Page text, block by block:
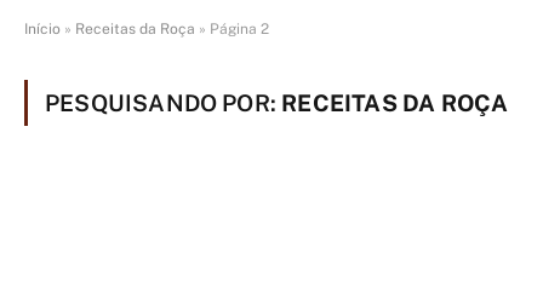
Início » Receitas da Roça » Página 2
PESQUISANDO POR: RECEITAS DA ROÇA